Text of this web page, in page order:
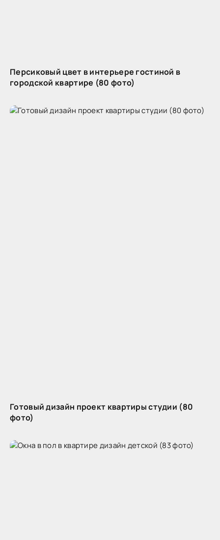
Персиковый цвет в интерьере гостиной в
городской квартире (80 фото)
Готовый дизайн проект квартиры студии (80
фото)